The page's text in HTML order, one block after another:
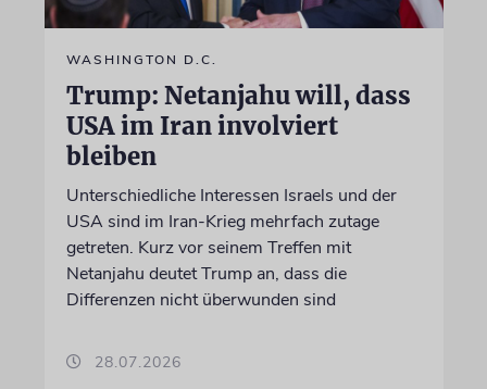
WASHINGTON D.C.
Trump: Netanjahu will, dass
USA im Iran involviert
bleiben
Unterschiedliche Interessen Israels und der
USA sind im Iran-Krieg mehrfach zutage
getreten. Kurz vor seinem Treffen mit
Netanjahu deutet Trump an, dass die
Differenzen nicht überwunden sind
28.07.2026